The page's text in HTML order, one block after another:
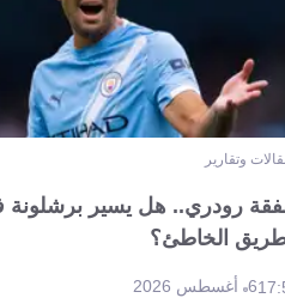
وتقارير
رودري.. هل يسير برشلونة
الخاطئ؟
6 أغسطس 2026